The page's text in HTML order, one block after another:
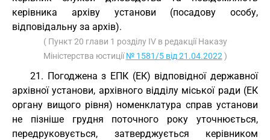
керівника архіву установи (посадову особу,
відповідальну за архів).
( Пункт 20 глави 1 розділу IV в редакції Наказу
Міністерства юстиції№ 1581/5 від 21.04.2022 )
21. Погоджена з ЕПК (ЕК) відповідної державної
архівної установи, архівного відділу міської ради (ЕК
органу вищого рівня) номенклатура справ установи
не пізніше грудня поточного року уточнюється,
передруковується, затверджується керівником